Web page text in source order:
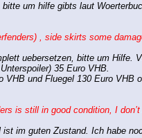
um hilfe gibts laut
, side skirts some
uebersetzen, bitte um Hilfe.
35 Euro VHB.
VHB und Fluegel 130 Euro VHB
is still in good condition, I
im guten Zustand. Ich habe